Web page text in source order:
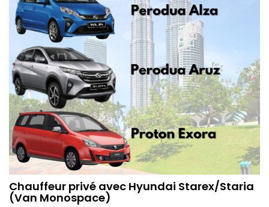
Chauffeur privé avec Hyundai Starex/Staria
(Van Monospace)